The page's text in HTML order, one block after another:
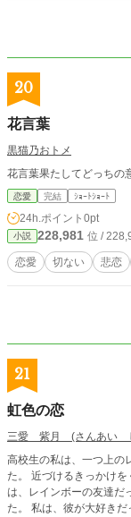
20
花言葉
黒猫乃おトメ
花言葉果たしてどっちの
恋愛 完結 ｼｮｰﾄｼｮｰﾄ
24h.ポイント 0pt
小説 228,981 位 /
恋愛 切ない 悲恋
21
虹色の恋
三愛 紫月 (さんあい
高校生の私は、一つ上の
た。 近づけるきっかけをくれたのは、虹村美羽[みう]という女の子だった。 彼女
は、レインボーの友達だった。 私は、レインボーの中の一人だっ
た。 私は、彼が大好きだった。 出会っていっきに駈け上がった恋だった。 これ